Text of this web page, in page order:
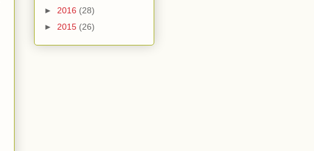
► 2016 (28)
► 2015 (26)